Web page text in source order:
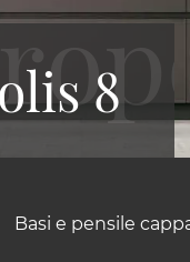
Basi e pensile
8